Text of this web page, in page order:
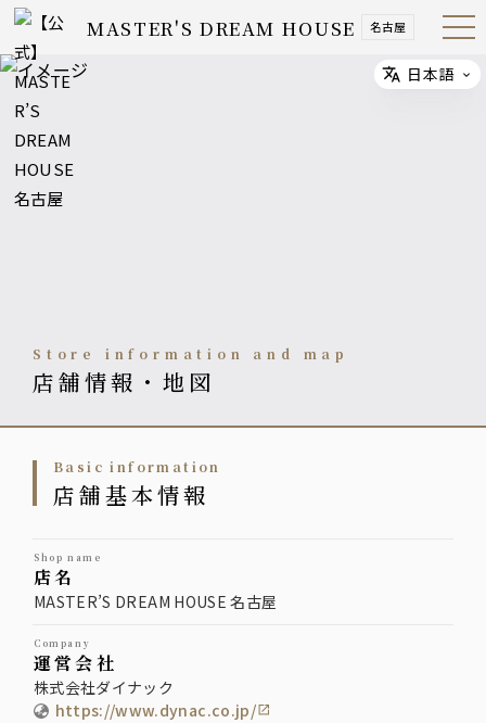
MASTER'S DREAM HOUSE 名古屋 Open
Navig
Store information and map
店舗情報・地図
basic information
店舗基本情報
shop name
店名
MASTER’S DREAM HOUSE 名古屋
company
運営会社
株式会社ダイナック
https://www.dynac.co.jp/
Select
日本語